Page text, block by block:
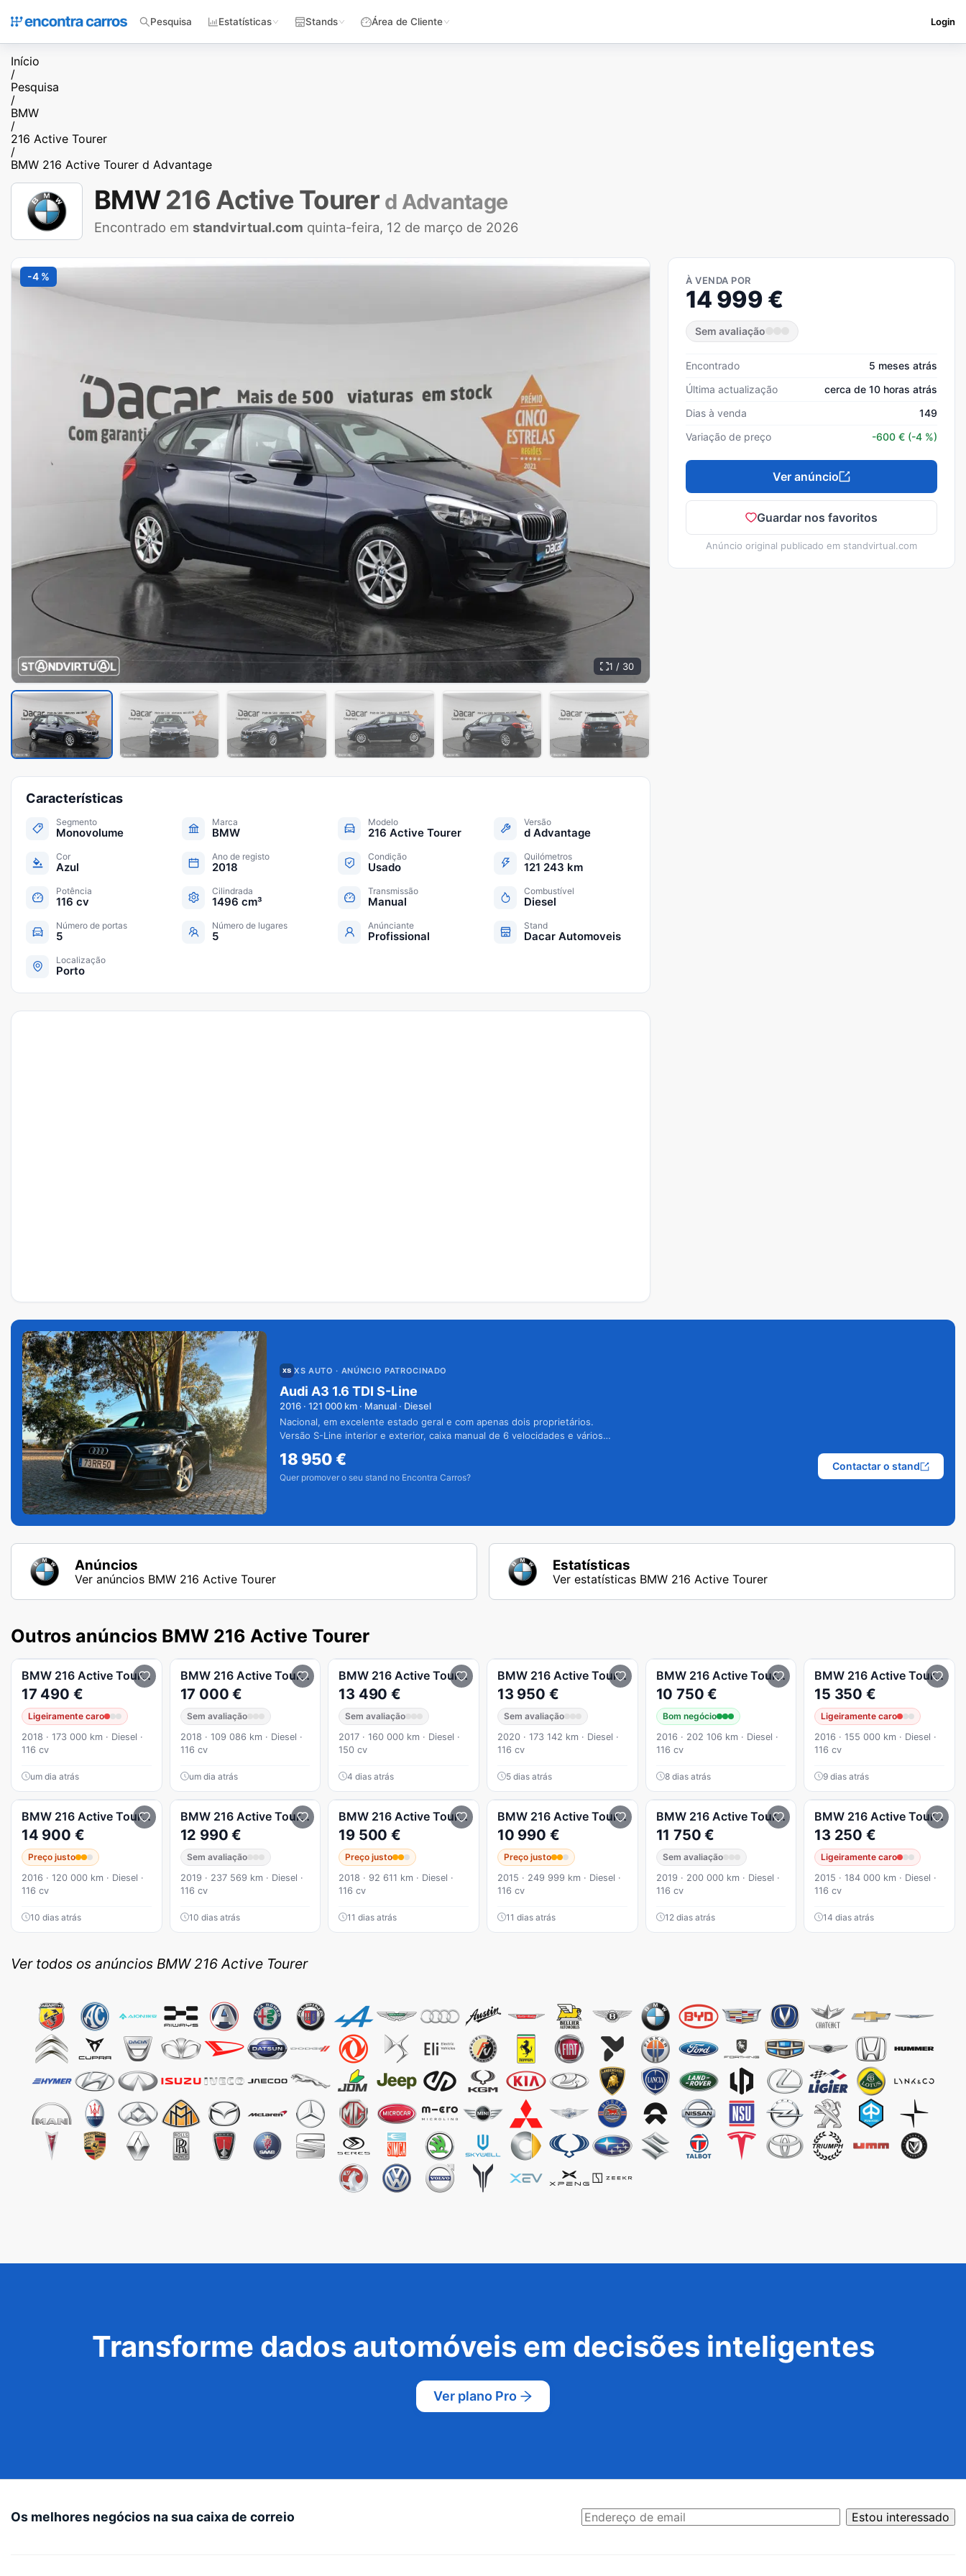
Pesquisa Estatísticas Stands Área de Cliente Login
Início
/
Pesquisa
/
BMW
/
216 Active Tourer
/
BMW 216 Active Tourer d Advantage
BMW 216 Active Tourer d Advantage
Encontrado em standvirtual.com quinta-feira, 12 de março de 2026
-4 %
1 / 30
À VENDA POR
14 999 €
Sem avaliação
Encontrado
5 meses atrás
Última actualização
cerca de 10 horas atrás
Dias à venda
149
Variação de preço
-600 € (-4 %)
Ver anúncio
Guardar nos favoritos
Anúncio original publicado em standvirtual.com
Características
Segmento
Monovolume
Marca
BMW
Modelo
216 Active Tourer
Versão
d Advantage
Cor
Azul
Ano de registo
2018
Condição
Usado
Quilómetros
121 243 km
Potência
116 cv
Cilindrada
1496 cm³
Transmissão
Manual
Combustível
Diesel
Número de portas
5
Número de lugares
5
Anúnciante
Profissional
Stand
Dacar Automoveis
Localização
Porto
XS AUTO · ANÚNCIO PATROCINADO
Audi A3 1.6 TDI S-Line
2016 · 121 000 km · Manual · Diesel
Nacional, em excelente estado geral e com apenas dois proprietários.
Versão S-Line interior e exterior, caixa manual de 6 velocidades e vários
18 950€
Quer promover o seu stand no Encontra Carros?
Contactar o stand
Anúncios
Ver anúncios BMW 216 Active Tourer
Estatísticas
Ver estatísticas BMW 216 Active Tourer
Outros anúncios BMW 216 Active Tourer
BMW 216 Active Tourer d Line Sport Auto
17 490 €
Ligeiramente caro
2018 · 173 000 km · Diesel ·
116 cv
um dia atrás
BMW 216 Active Tourer d Line Sport Auto
17 000 €
Sem avaliação
2018 · 109 086 km · Diesel ·
116 cv
um dia atrás
BMW 216 Active Tourer d Line Sport
13 490 €
Sem avaliação
2017 · 160 000 km · Diesel ·
150 cv
4 dias atrás
BMW 216 Active Tourer
13 950 €
Sem avaliação
2020 · 173 142 km · Diesel ·
116 cv
5 dias atrás
BMW 216 Active Tourer d Advantage Auto
10 750 €
Bom negócio
2016 · 202 106 km · Diesel ·
116 cv
8 dias atrás
BMW 216 Active Tourer
15 350 €
Ligeiramente caro
2016 · 155 000 km · Diesel ·
116 cv
9 dias atrás
BMW 216 Active Tourer
14 900 €
Preço justo
2016 · 120 000 km · Diesel ·
116 cv
10 dias atrás
BMW 216 Active Tourer d Line Sport
12 990 €
Sem avaliação
2019 · 237 569 km · Diesel ·
116 cv
10 dias atrás
BMW 216 Active Tourer d Pack M
19 500 €
Preço justo
2018 · 92 611 km · Diesel ·
116 cv
11 dias atrás
BMW 216 Active Tourer d Line Luxury
10 990 €
Preço justo
2015 · 249 999 km · Diesel ·
116 cv
11 dias atrás
BMW 216 Active Tourer d Line Luxury
11 750 €
Sem avaliação
2019 · 200 000 km · Diesel ·
116 cv
12 dias atrás
BMW 216 Active Tourer
13 250 €
Ligeiramente caro
2015 · 184 000 km · Diesel ·
116 cv
14 dias atrás
Ver todos os anúncios BMW 216 Active Tourer
Transforme dados automóveis em decisões inteligentes
Ver plano Pro
Os melhores negócios na sua caixa de correio Estou interessado